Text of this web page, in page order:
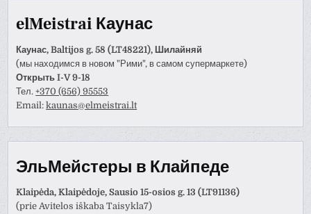
elMeistrai Каунас
Каунас, Baltijos g. 58 (LT48221), Шилайняй
(мы находимся в новом "Рими", в самом супермаркете)
Открыть I-V 9-18
Тел.+370 (656) 95553
Email:kaunas@elmeistrai.lt
ЭльМейстеры в Клайпеде
Klaipėda, Klaipėdoje, Sausio 15-osios g. 13 (LT91136)
(prie Avitelos iškaba Taisykla7)